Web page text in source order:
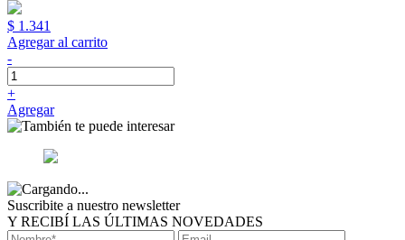
$ 1.341
Agregar al carrito
-
+
Agregar
Suscribite a nuestro newsletter
Y RECIBÍ LAS ÚLTIMAS NOVEDADES